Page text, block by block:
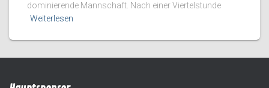
dominierende Mannschaft. Nach einer Viertelstunde
Weiterlesen